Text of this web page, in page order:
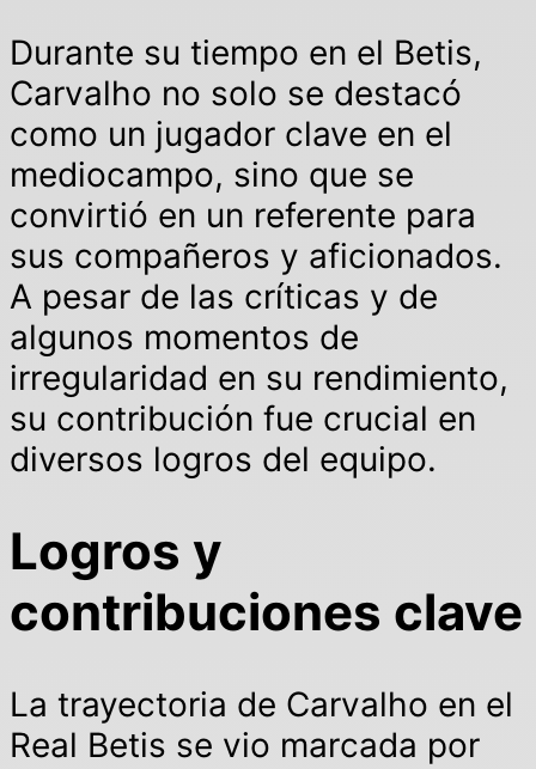
Durante su tiempo en el Betis,
Carvalho no solo se destacó
como un jugador clave en el
mediocampo, sino que se
convirtió en un referente para
sus compañeros y aficionados.
A pesar de las críticas y de
algunos momentos de
irregularidad en su rendimiento,
su contribución fue crucial en
diversos logros del equipo.
Logros y
contribuciones clave
La trayectoria de Carvalho en el
Real Betis se vio marcada por